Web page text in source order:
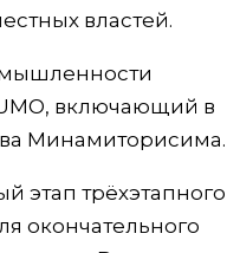
властей.
включающий в
Минамиторисима.
этап трёхэтапного
окончательного